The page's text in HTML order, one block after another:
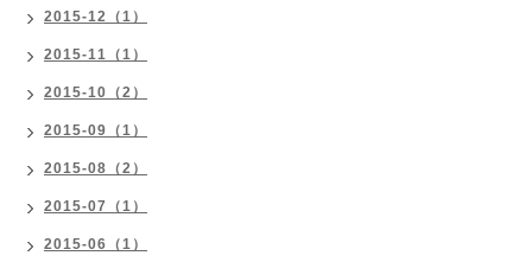
2015-12（1）
2015-11（1）
2015-10（2）
2015-09（1）
2015-08（2）
2015-07（1）
2015-06（1）